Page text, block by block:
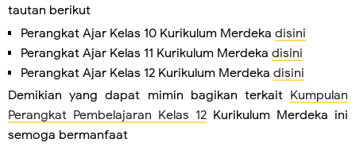
tautan berikut
Perangkat Ajar Kelas 10 Kurikulum Merdeka disini
Perangkat Ajar Kelas 11 Kurikulum Merdeka disini
Perangkat Ajar Kelas 12 Kurikulum Merdeka disini
Demikian yang dapat mimin bagikan terkait Kumpulan
Perangkat Pembelajaran Kelas 12 Kurikulum Merdeka ini
semoga bermanfaat